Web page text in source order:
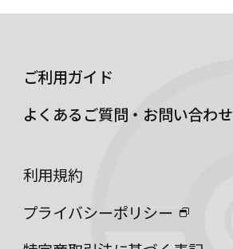
ご利用ガイド
よくあるご質問・お問い合わせ
利用規約
プライバシーポリシー